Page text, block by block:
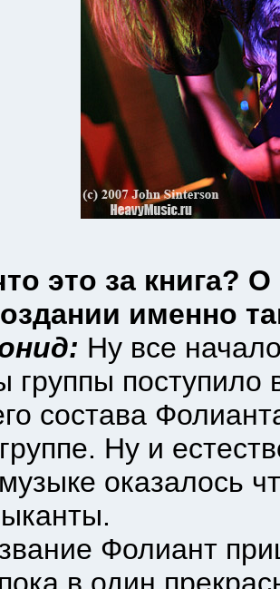
это за книга?
именно
Ну все
группы
состава
Ну и
оказалось
Фолиант